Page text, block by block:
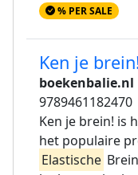
% PER SALE
Ken je
boekenbalie.nl
9789461182470
Ken je brein! is
het populaire
Elastische